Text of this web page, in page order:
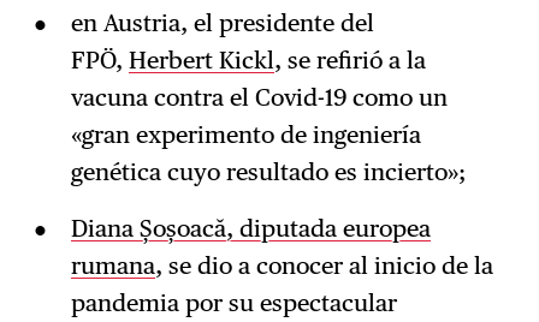
en Austria, el presidente del
FPÖ, Herbert Kickl, se refirió a la
vacuna contra el Covid-19 como un
«gran experimento de ingeniería
genética cuyo resultado es incierto»;
Diana Șoșoacă, diputada europea
rumana, se dio a conocer al inicio de la
pandemia por su espectacular